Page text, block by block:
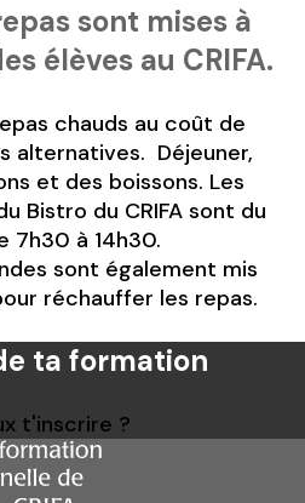
sont mises à
élèves au CRIFA.
chauds au coût de
alternatives. Déjeuner,
et des boissons. Les
Bistro du CRIFA sont du
7h30 à 14h30.
sont également mis
réchauffer les repas.
ta formation
t'inscrire ?